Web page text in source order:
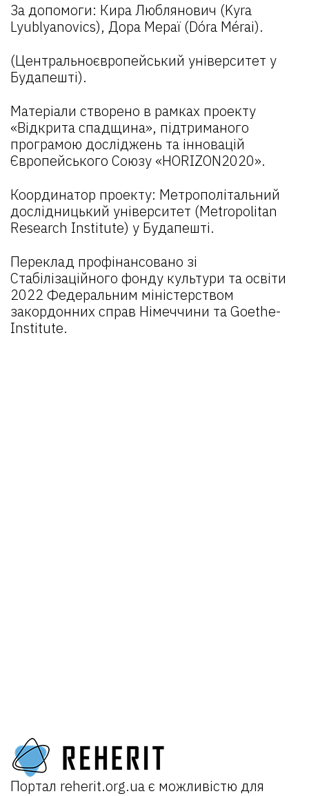
За допомоги: Кира Люблянович (Kyra
Lyublyanovics), Дора Мераї (Dóra Mérai).
(Центральноєвропейський університет у
Будапешті).
Матеріали створено в рамках проекту
«Відкрита спадщина», підтриманого
програмою досліджень та інновацій
Європейського Союзу «HORIZON2020».
Координатор проекту: Метрополітальний
дослідницький університет (Metropolitan
Research Institute) у Будапешті.
Переклад профінансовано зі
Стабілізаційного фонду культури та освіти
2022 Федеральним міністерством
закордонних справ Німеччини та Goethe-
Institute.
Портал reherit.org.uaє можливістю для